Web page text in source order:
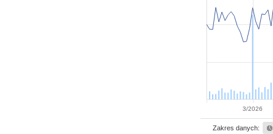
3/2026
Zakres danych: